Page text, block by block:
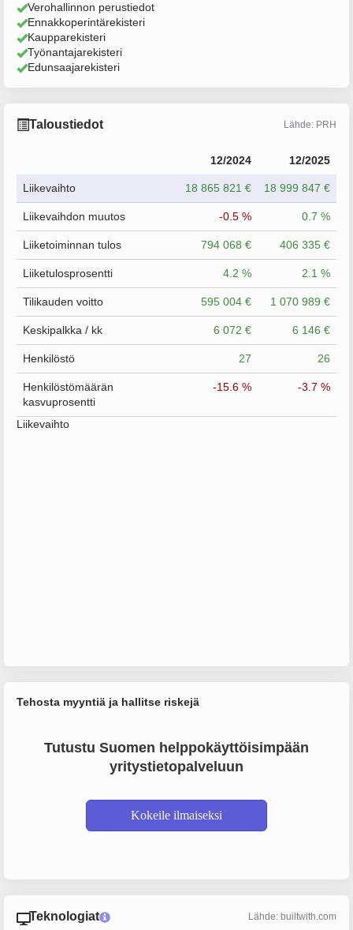
Verohallinnon perustiedot
Ennakkoperintärekisteri
Kaupparekisteri
Työnantajarekisteri
Edunsaajarekisteri
Taloustiedot Lähde: PRH
12/2024 12/2025
Liikevaihto 18 865 821 € 18 999 847 €
Liikevaihdon muutos -0.5 % 0.7 %
Liiketoiminnan tulos 794 068 € 406 335 €
Liiketulosprosentti 4.2 % 2.1 %
Tilikauden voitto 595 004 € 1 070 989 €
Keskipalkka / kk 6 072 € 6 146 €
Henkilöstö 27 26
Henkilöstömäärän
kasvuprosentti
-15.6 % -3.7 %
Liikevaihto
Tehosta myyntiä ja hallitse riskejä
Tutustu Suomen helppokäyttöisimpään
yritystietopalveluun
Kokeile ilmaiseksi
Teknologiat Lähde: builtwith.com